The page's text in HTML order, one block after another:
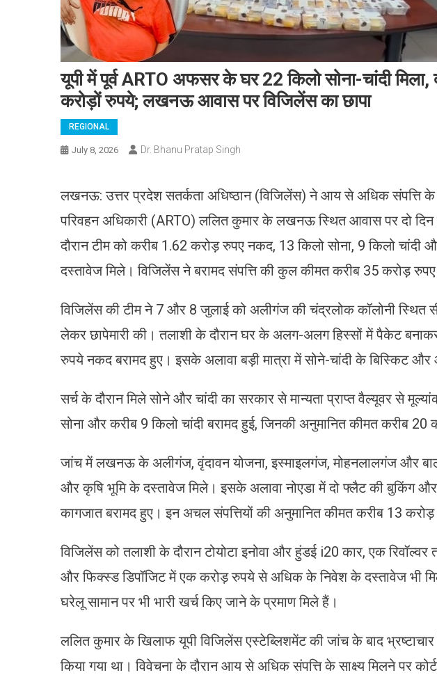
यूपी में पूर्व ARTO अफसर के घर 22 किलो सोना-चांदी मिला,
करोड़ों रुपये; लखनऊ आवास पर विजिलेंस का छापा
REGIONAL
July 8, 2026 Dr. Bhanu Pratap Singh
लखनऊ: उत्तर प्रदेश सतर्कता अधिष्ठान (विजिलेंस) ने आय से अधिक संपत्ति के
परिवहन अधिकारी (ARTO) ललित कुमार के लखनऊ स्थित आवास पर दो
दौरान टीम को करीब 1.62 करोड़ रुपए नकद, 13 किलो सोना, 9 किलो चांदी
दस्तावेज मिले। विजिलेंस ने बरामद संपत्ति की कुल कीमत करीब 35 करोड़
विजिलेंस की टीम ने 7 और 8 जुलाई को अलीगंज की चंद्रलोक कॉलोनी स्थित
लेकर छापेमारी की। तलाशी के दौरान घर के अलग-अलग हिस्सों में पैकेट
रुपये नकद बरामद हुए। इसके अलावा बड़ी मात्रा में सोने-चांदी के बिस्किट
सर्च के दौरान मिले सोने और चांदी का सरकार से मान्यता प्राप्त वैल्यूवर से
सोना और करीब 9 किलो चांदी बरामद हुई, जिनकी अनुमानित कीमत करीब
जांच में लखनऊ के अलीगंज, वृंदावन योजना, इस्माइलगंज, मोहनलालगंज और
और कृषि भूमि के दस्तावेज मिले। इसके अलावा नोएडा में दो फ्लैट की बुकिंग और
कागजात बरामद हुए। इन अचल संपत्तियों की अनुमानित कीमत करीब 13
विजिलेंस को तलाशी के दौरान टोयोटा इनोवा और हुंडई i20 कार, एक
और फिक्स्ड डिपॉजिट में एक करोड़ रुपये से अधिक के निवेश के दस्तावेज भी
घरेलू सामान पर भी भारी खर्च किए जाने के प्रमाण मिले हैं।
ललित कुमार के खिलाफ यूपी विजिलेंस एस्टेब्लिशमेंट की जांच के बाद
किया गया था। विवेचना के दौरान आय से अधिक संपत्ति के साक्ष्य मिलने पर